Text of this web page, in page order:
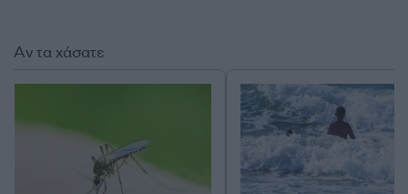
Αν τα χάσατε